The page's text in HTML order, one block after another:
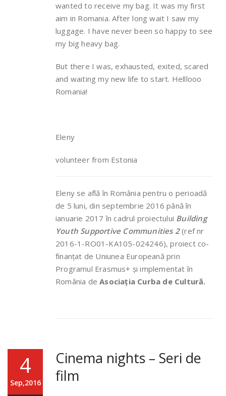
wanted to receive my bag. It was my first
aim in Romania. After long wait I saw my
luggage. I have never been so happy to see
my big heavy bag.
But there I was, exhausted, exited, scared
and waiting my new life to start. Helllooo
Romania!
Eleny
volunteer from Estonia
Eleny se află în România pentru o perioadă
de 5 luni, din septembrie 2016 până în
ianuarie 2017 în cadrul proiectului Building
Youth Supportive Communities 2(ref nr
2016-1-RO01-KA105-024246), proiect co-
finanțat de Uniunea Europeană prin
Programul Erasmus+ și implementat în
România deAsociația Curba de Cultură.
4
Sep,2016
Cinema nights – Seri de
film